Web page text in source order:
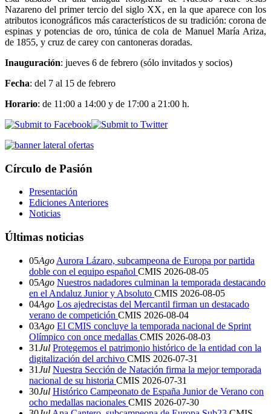
Nazareno del primer tercio del siglo XX, en la que aparece con los
atributos iconográficos más característicos de su tradición: corona de
espinas y potencias de oro, túnica de cola de Manuel María Ariza,
de 1855, y cruz de carey con cantoneras doradas.
Inauguración: jueves 6 de febrero (sólo invitados y socios)
Fecha: del 7 al 15 de febrero
Horario: de 11:00 a 14:00 y de 17:00 a 21:00 h.
Círculo de Pasión
Presentación
Ediciones Anteriores
Noticias
Últimas noticias
05Ago Aurora Lázaro, subcampeona de Europa por partida
doble con el equipo español CMIS 2026-08-05
05Ago Nuestros nadadores culminan la temporada destacando
en el Andaluz Junior y Absoluto CMIS 2026-08-05
04Ago Los ajedrecistas del Mercantil firman un destacado
verano de competición CMIS 2026-08-04
03Ago El CMIS concluye la temporada nacional de Sprint
Olímpico con once medallas CMIS 2026-08-03
31Jul Protegemos el patrimonio histórico de la entidad con la
digitalización del archivo CMIS 2026-07-31
31Jul Nuestra Sección de Natación firma la mejor temporada
nacional de su historia CMIS 2026-07-31
30Jul Histórico Campeonato de España Junior de Verano con
ocho medallas nacionales CMIS 2026-07-30